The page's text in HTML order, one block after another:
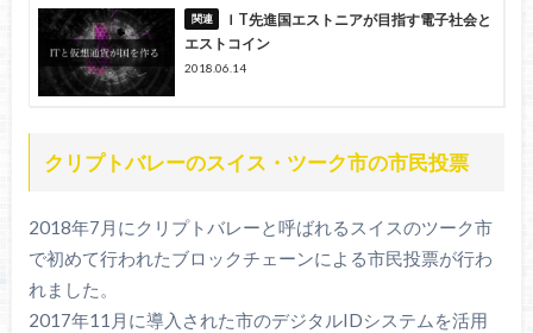
ＩT先進国エストニアが目指す電子社会と
エストコイン
2018.06.14
クリプトバレーのスイス・ツーク市の市民投票
2018年7月にクリプトバレーと呼ばれるスイスのツーク市
で初めて行われたブロックチェーンによる市民投票が行わ
れました。
2017年11月に導入された市のデジタルIDシステムを活用